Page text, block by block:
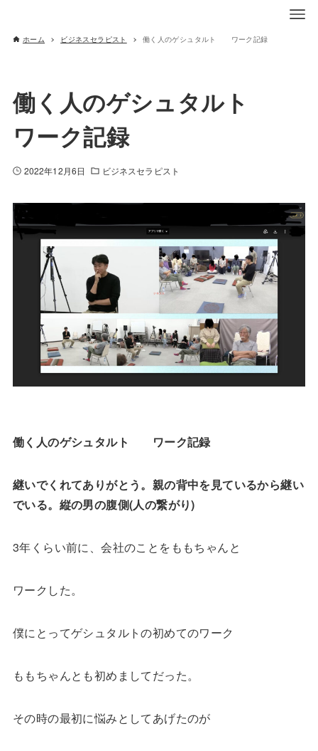
ホーム ビジネスセラピスト 働く人のゲシュタルト ワーク記録
働く人のゲシュタルト
ワーク記録
2022年12月6日 ビジネスセラピスト
働く人のゲシュタルト ワーク記録
継いでくれてありがとう。親の背中を見ているから継い
でいる。縦の男の腹側(人の繋がり)
3年くらい前に、会社のことをももちゃんと
ワークした。
僕にとってゲシュタルトの初めてのワーク
ももちゃんとも初めましてだった。
その時の最初に悩みとしてあげたのが